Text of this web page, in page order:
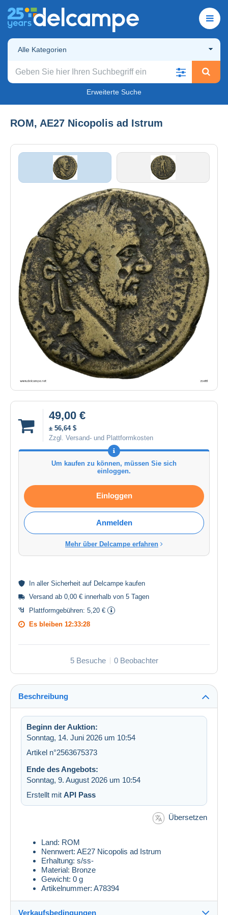
Alle Kategorien
Erweiterte Suche
ROM, AE27 Nicopolis ad Istrum
49,00 €
± 56,64 $
Zzgl. Versand- und Plattformkosten
Um kaufen zu können, müssen Sie sich
einloggen.
Einloggen
Anmelden
Mehr über Delcampe erfahren
In aller Sicherheit auf Delcampe kaufen
Versand ab 0,00 € innerhalb von 5 Tagen
Plattformgebühren: 5,20 €
Es bleiben 12:33:27
5 Besuche 0 Beobachter
Beschreibung
Beginn der Auktion:
Sonntag, 14. Juni 2026 um 10:54
Artikel n°2563675373
Ende des Angebots:
Sonntag, 9. August 2026 um 10:54
Erstellt mit API Pass
Übersetzen
Land: ROM
Nennwert: AE27 Nicopolis ad Istrum
Erhaltung: s/ss-
Material: Bronze
Gewicht: 0 g
Artikelnummer: A78394
Verkaufsbedingungen